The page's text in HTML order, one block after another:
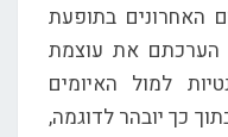
האחרונים בתופעת
הערכתם את עוצמת
למול האיומים
כך יובהר לדוגמה,